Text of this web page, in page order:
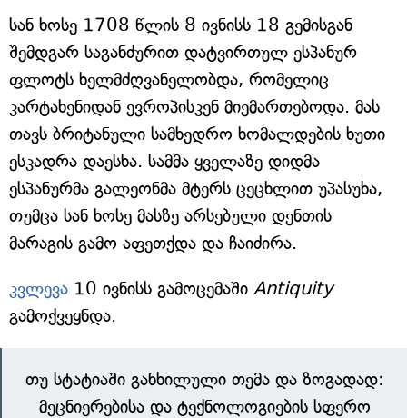
სან ხოსე 1708 წლის 8 ივნისს 18 გემისგან
შემდგარ საგანძურით დატვირთულ ესპანურ
ფლოტს ხელმძღვანელობდა, რომელიც
კარტახენიდან ევროპისკენ მიემართებოდა. მას
თავს ბრიტანული სამხედრო ხომალდების ხუთი
ესკადრა დაესხა. სამმა ყველაზე დიდმა
ესპანურმა გალეონმა მტერს ცეცხლით უპასუხა,
თუმცა სან ხოსე მასზე არსებული დენთის
მარაგის გამო აფეთქდა და ჩაიძირა.
კვლევა 10 ივნისს გამოცემაში Antiquity
გამოქვეყნდა.
თუ სტატიაში განხილული თემა და ზოგადად:
მეცნიერებისა და ტექნოლოგიების სფერო